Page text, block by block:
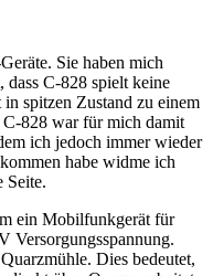
Sie haben mich
dass C-828 spielt keine
spitzen Zustand zu einem
828 war für mich damit
ich jedoch immer wieder
habe widme ich
Seite.
ein Mobilfunkgerät für
Versorgungsspannung.
Dies bedeutet,